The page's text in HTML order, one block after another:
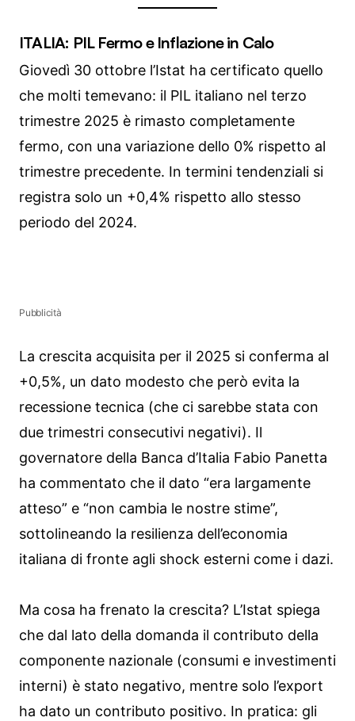
ITALIA: PIL Fermo e Inflazione in Calo
Giovedì 30 ottobre l’Istat ha certificato quello
che molti temevano: il PIL italiano nel terzo
trimestre 2025 è rimasto completamente
fermo, con una variazione dello 0% rispetto al
trimestre precedente. In termini tendenziali si
registra solo un +0,4% rispetto allo stesso
periodo del 2024.
Pubblicità
La crescita acquisita per il 2025 si conferma al
+0,5%, un dato modesto che però evita la
recessione tecnica (che ci sarebbe stata con
due trimestri consecutivi negativi). Il
governatore della Banca d’Italia Fabio Panetta
ha commentato che il dato “era largamente
atteso” e “non cambia le nostre stime”,
sottolineando la resilienza dell’economia
italiana di fronte agli shock esterni come i dazi.
Ma cosa ha frenato la crescita? L’Istat spiega
che dal lato della domanda il contributo della
componente nazionale (consumi e investimenti
interni) è stato negativo, mentre solo l’export
ha dato un contributo positivo. In pratica: gli